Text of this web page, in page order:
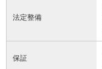
法定整備
保証